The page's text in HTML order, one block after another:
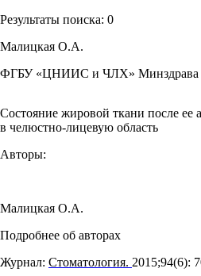
Результаты поиска: 0
Малицкая О.А.
ФГБУ «ЦНИИС и ЧЛХ» Минздрава
Состояние жировой ткани после ее
в челюстно-лицевую область
Авторы:
Малицкая О.А.
Подробнее об авторах
Журнал: Стоматология. 2015;94(6):